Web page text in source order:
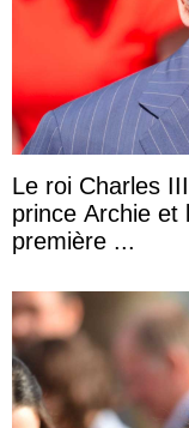
Le roi Charles
prince Archie et
première ...